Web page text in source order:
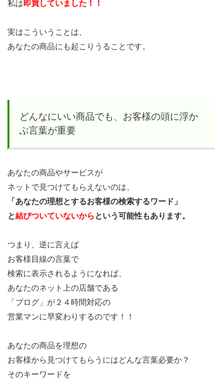
私は即買していました！！
実はこういうことは、
あなたの商品にも起こりうることです。
どんなにいい商品でも、お客様の頭に浮か
ぶ言葉が重要
あなたの商品やサービスが
ネットで見つけてもらえないのは、
「あなたの理想とするお客様の検索するワード」
と結びついていないから という可能性もあります。
つまり、逆に言えば
お客様目線の言葉で
検索に表示されるようになれば、
あなたのネット上の店舗である
「ブログ」が２４時間対応の
営業マンに早変わりするのです！！
あなたの商品を理想の
お客様から見つけてもらうにはどんな言葉必要か？
そのキーワードを